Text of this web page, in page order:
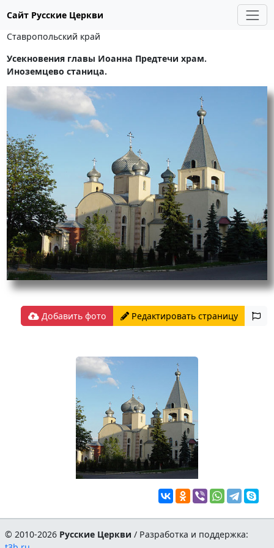
Сайт Русские Церкви
Ставропольский край
Усекновения главы Иоанна Предтечи храм.
Иноземцево станица.
Добавить фото Редактировать страницу
© 2010-2026 Русские Церкви / Разработка и поддержка: